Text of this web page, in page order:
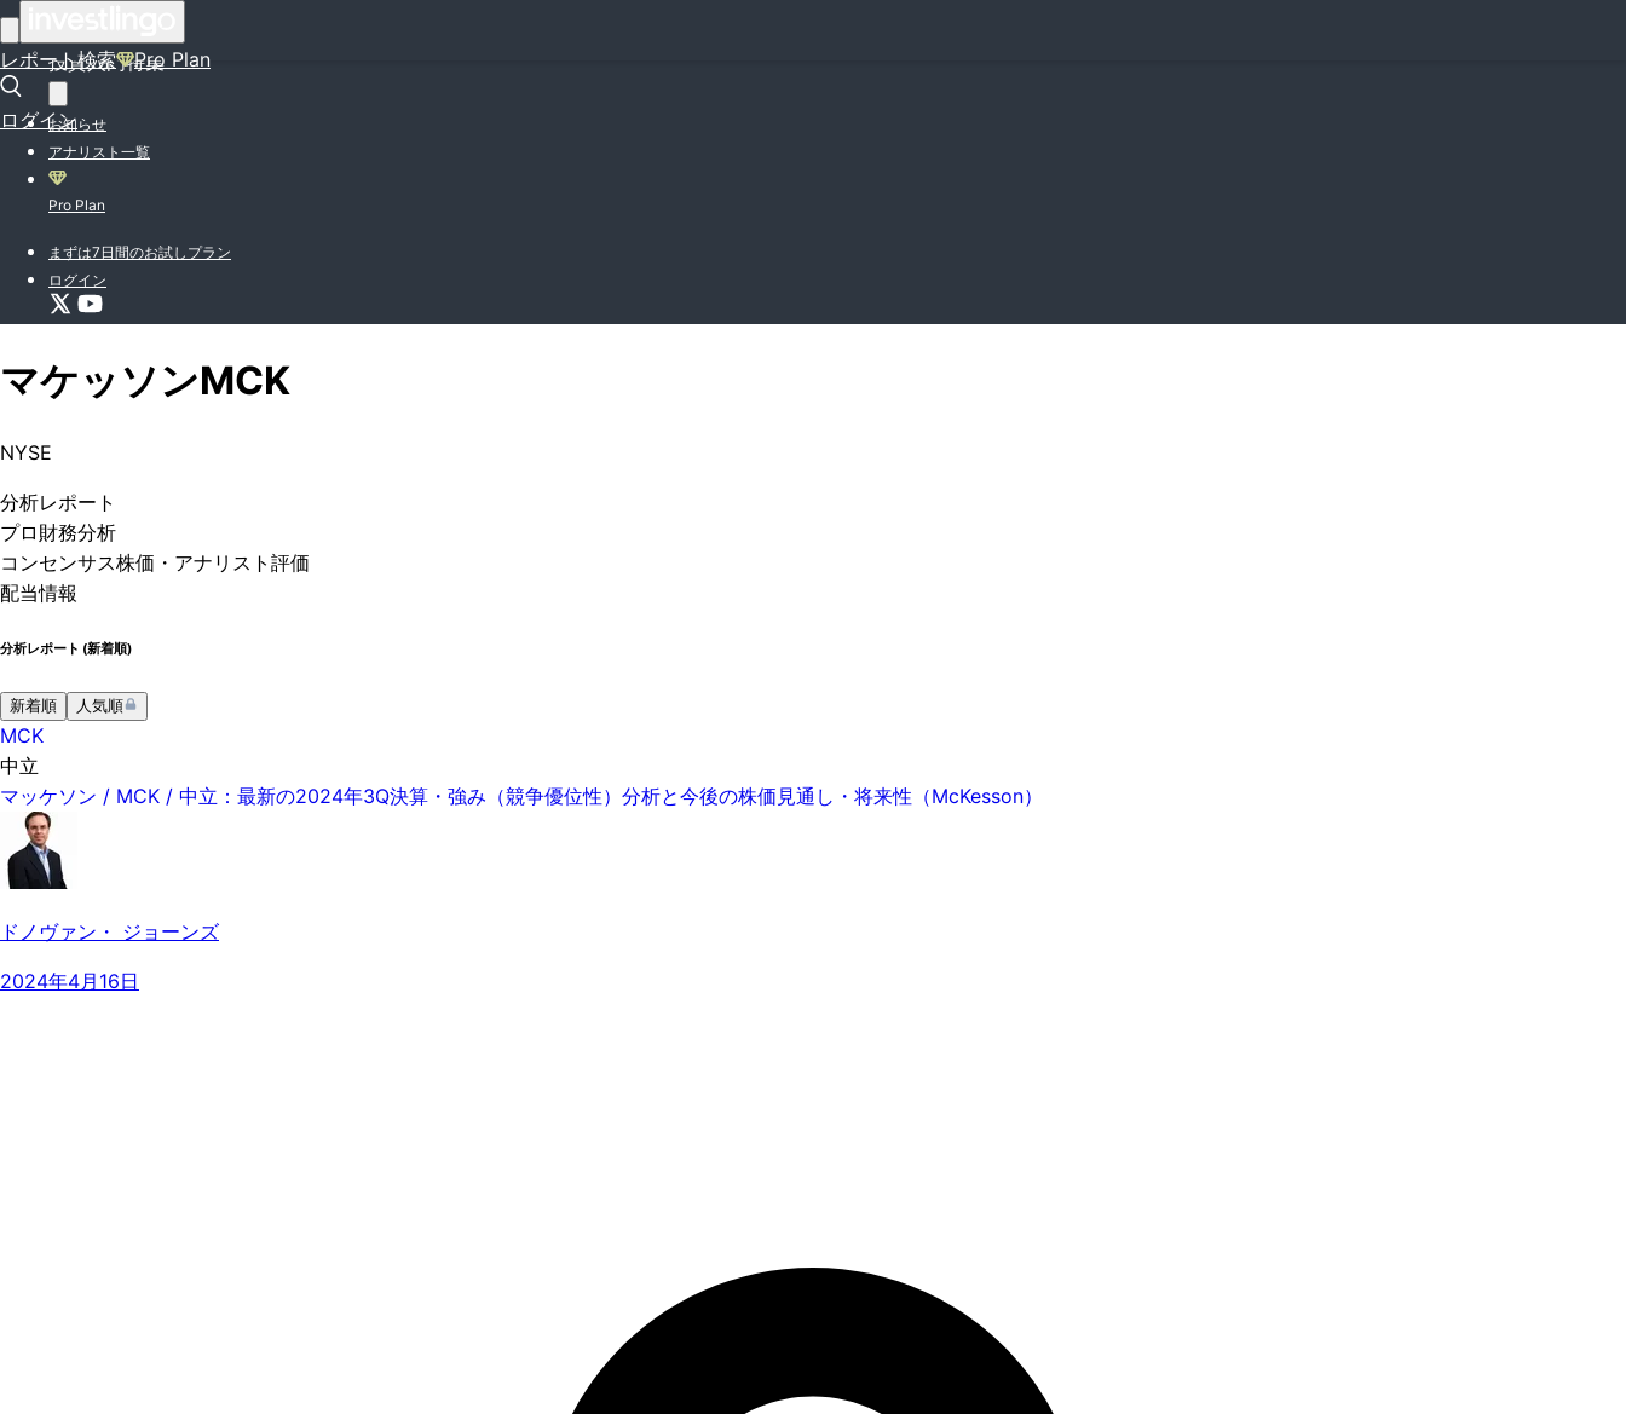
レポート検索 Pro Plan
ログイン
投資入門特集
お知らせ
アナリスト一覧
Pro Plan
まずは7日間のお試しプラン
ログイン
マケッソンMCK
NYSE
分析レポート
プロ 財務分析
コンセンサス株価 ・アナリスト評価
配当情報
分析レポート (新着順)
新着順 人気順
MCK
中立
マッケソン / MCK / 中立：最新の2024年3Q決算・強み（競争優位性）分析と今後の株価見通し・将来性（McKesson）
ドノヴァン・ ジョーンズ
2024年4月16日